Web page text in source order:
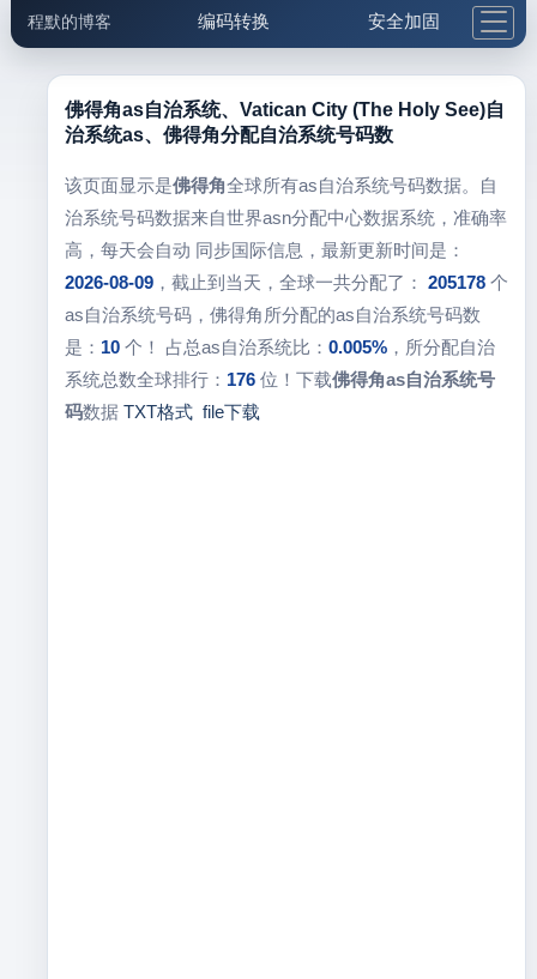
程默的博客 编码转换 安全加固
邮件工具 生活便民 更多工具
5.1支付宝大红包
佛得角as自治系统、Vatican City (The Holy See)自
治系统as、佛得角分配自治系统号码数
该页面显示是佛得角全球所有as自治系统号码数据。自
治系统号码数据来自世界asn分配中心数据系统，准确率
高，每天会自动 同步国际信息，最新更新时间是：
2026-08-09，截止到当天，全球一共分配了： 205178个
as自治系统号码，佛得角所分配的as自治系统号码数
是： 10个！ 占总as自治系统比： 0.005%，所分配自治
系统总数全球排行： 176位！下载佛得角as自治系统号
码数据 TXT格式 file下载